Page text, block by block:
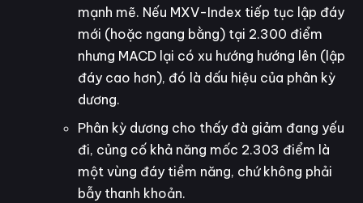
mạnh mẽ. Nếu MXV-Index tiếp tục lập đáy
mới (hoặc ngang bằng) tại 2.300 điểm
nhưng MACD lại có xu hướng hướng lên (lập
đáy cao hơn), đó là dấu hiệu của phân kỳ
dương.
Phân kỳ dương cho thấy đà giảm đang yếu
đi, củng cố khả năng mốc 2.303 điểm là
một vùng đáy tiềm năng, chứ không phải
bẫy thanh khoản.